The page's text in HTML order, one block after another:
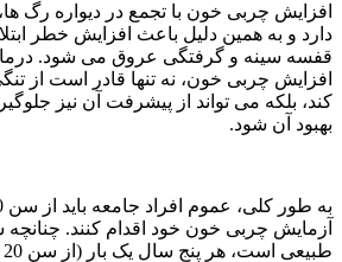
افزایش چربی خون با تجمع در دیواره رگ ها،
دارد و به همین دلیل باعث افزایش خطر
قفسه سینه و گرفتگی عروق می شود.
افزایش چربی خون، نه تنها قادر است از
کند، بلکه می تواند از پیشرفت آن نیز
بهبود آن شود.
آزمایش چربی خون خود اقدام کنند.